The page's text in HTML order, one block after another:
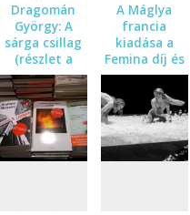
Dragomán
György: A
sárga csillag
(részlet a
Máglya című
regényből)
A Máglya
francia
kiadása a
Femina díj és
a Meilleur
livre étranger
dij
rövidlistáján!